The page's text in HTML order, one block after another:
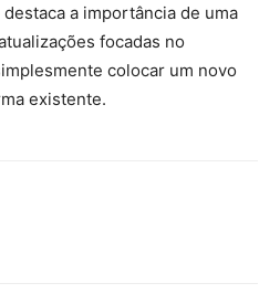
a importância de uma
focadas no
colocar um novo
existente.